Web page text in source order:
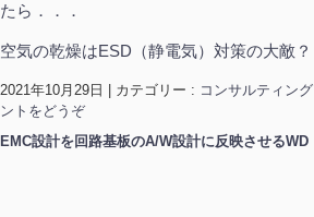
たら．．．
空気の乾燥はESD（静電気）対策の大敵？
2021年10月29日 カテゴリー : コンサルティング
ントをどうぞ
EMC設計を回路基板のA/W設計に反映させるWD